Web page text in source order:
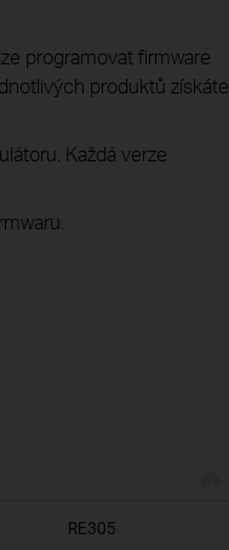
programovat firmware
produktů získáte
Každá verze
RE305